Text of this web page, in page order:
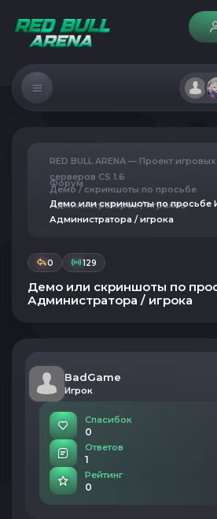
RED BULL ARENA — Проект игровых
серверов CS 1.6
Форум
Демо / скриншоты по просьбе
Администраторов / игроков
Демо или скриншоты по просьбе
Администратора / игрока
0 129
Демо или скриншоты по
Администратора / игрока
BadGame
Игрок
Спасибок
0
Ответов
1
Рейтинг
0